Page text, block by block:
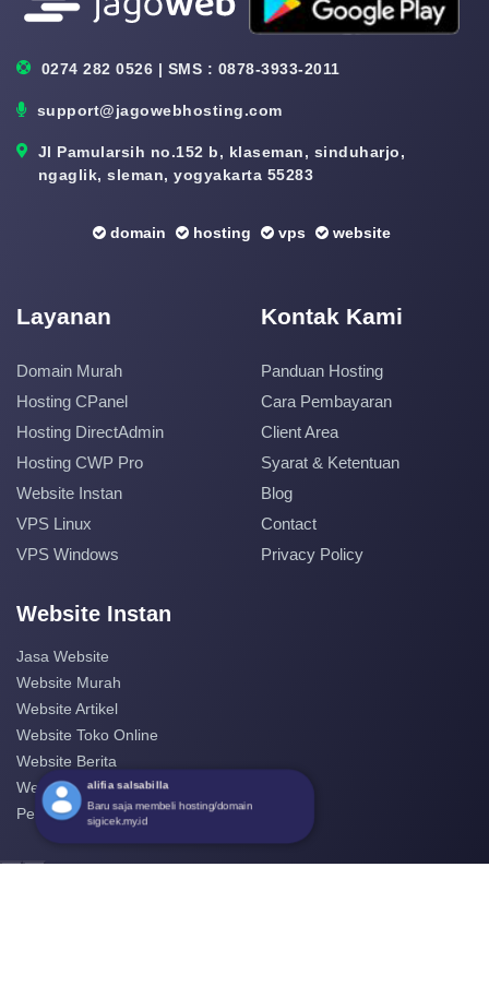
0274 282 0526 | SMS : 0878-3933-2011
support@jagowebhosting.com
Jl Pamularsih no.152 b, klaseman, sinduharjo,
ngaglik, sleman, yogyakarta 55283
domain hosting vps website
Layanan
Domain Murah
Hosting CPanel
Hosting DirectAdmin
Hosting CWP Pro
Website Instan
VPS Linux
VPS Windows
Kontak Kami
Panduan Hosting
Cara Pembayaran
Client Area
Syarat & Ketentuan
Blog
Contact
Privacy Policy
Website Instan
Jasa Website
Website Murah
Website Artikel
Website Toko Online
Website Berita
Website Perusahaan
Pembuatan Website
alifia salsabilla
Baru saja membeli hosting/domain
sigicek.my.id